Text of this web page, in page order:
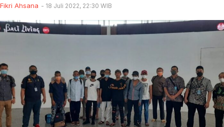
Fikri Ahsana 18 Juli 2022, 22:30 WIB